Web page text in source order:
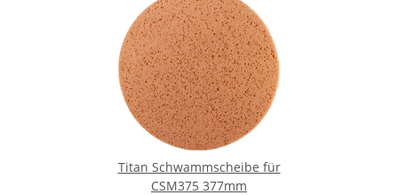
Titan Schwammscheibe für
CSM375 377mm